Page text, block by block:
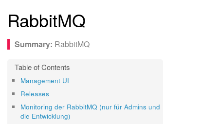
RabbitMQ
RabbitMQ
Management UI
Releases
Monitoring der RabbitMQ (nur für Admins und
die Entwicklung)